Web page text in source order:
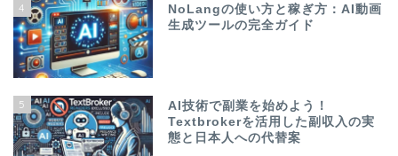
4
NoLangの使い方と稼ぎ方：AI動画
生成ツールの完全ガイド
5
AI技術で副業を始めよう！
Textbrokerを活用した副収入の実
態と日本人への代替案